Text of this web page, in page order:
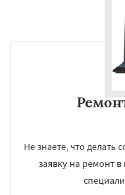
Не знаете, что делать
заявку на ремонт